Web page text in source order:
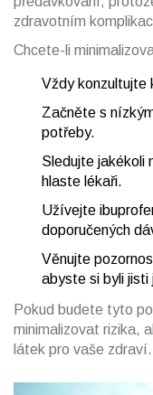
zdravotním
Chcete-li
Vždy konzultujte
Začněte s
potřeby.
Sledujte jakékoli
hlaste lékaři.
Užívejte
doporučených
Věnujte
abyste si byli
Pokud budete tyto
minimalizovat rizika,
látek pro vaše zdraví.